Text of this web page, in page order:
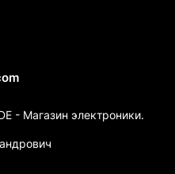
- Магазин электроники.